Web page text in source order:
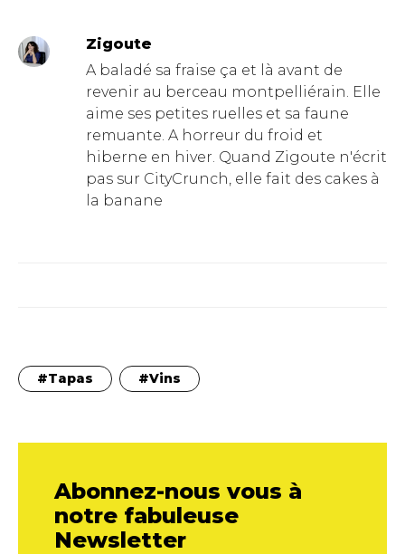
Zigoute
A baladé sa fraise ça et là avant de
revenir au berceau montpelliérain. Elle
aime ses petites ruelles et sa faune
remuante. A horreur du froid et
hiberne en hiver. Quand Zigoute n'écrit
pas sur CityCrunch, elle fait des cakes à
la banane
Tapas Vins
Abonnez-nous vous à
notre fabuleuse
Newsletter